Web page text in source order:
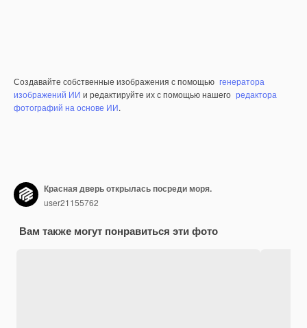
Создавайте собственные изображения с помощью генератора
изображений ИИ и редактируйте их с помощью нашего редактора
фотографий на основе ИИ.
Красная дверь открылась посреди моря.
user21155762
Вам также могут понравиться эти фото